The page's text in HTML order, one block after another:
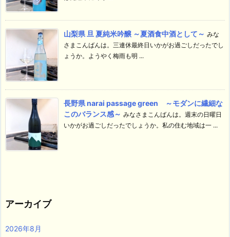
山梨県 旦 夏純米吟醸 ～夏酒食中酒として～ みな
さまこんばんは。三連休最終日いかがお過ごしだったでし
ょうか。ようやく梅雨も明 ...
長野県 narai passage green ～モダンに繊細な
このバランス感～ みなさまこんばんは。週末の日曜日
いかがお過ごしだったでしょうか。私の住む地域は一 ...
アーカイブ
2026年8月